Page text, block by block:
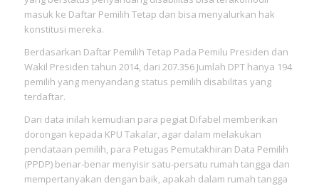
masuk ke Daftar Pemilih Tetap dan bisa menyalurkan hak
konstitusi mereka.
Berdasarkan Daftar Pemilih Tetap Pada Pemilu Presiden dan
Wakil Presiden tahun 2014, dari 207.356 Jumlah DPT hanya 194
pemilih yang menyandang status pemilih disabilitas yang
terdaftar.
Dari data inilah kemudian para pegiat Difabel memberikan
dorongan kepada KPU Takalar, agar dalam melakukan
pendataan pemilih, para Petugas Pemutakhiran Data Pemilih
(PPDP) benar-benar menyisir satu-persatu rumah tangga dan
mempertanyakan dengan baik, apakah dalam rumah tangga